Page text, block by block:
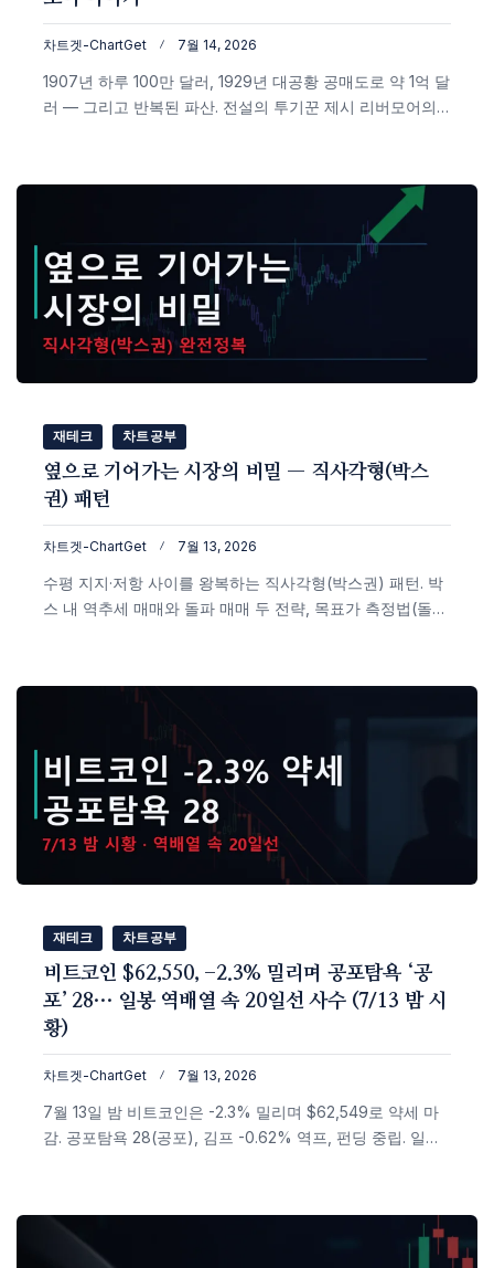
차트겟-ChartGet 7월 14, 2026
1907년 하루 100만 달러, 1929년 대공황 공매도로 약 1억 달
러 — 그리고 반복된 파산. 전설의 투기꾼 제시 리버모어의
께 정리했습니다.
재테크 차트공부
옆으로 기어가는 시장의 비밀 — 직사각형(박스
권) 패턴
차트겟-ChartGet 7월 13, 2026
수평 지지·저항 사이를 왕복하는 직사각형(박스권) 패턴. 박
스 내 역추세 매매와 돌파 매매 두 전략, 목표가 측정법(돌파
리했습니다.
재테크 차트공부
비트코인 $62,550, -2.3% 밀리며 공포탐욕 ‘공
포’ 28… 일봉 역배열 속 20일선 사수 (7/13 밤 시
황)
차트겟-ChartGet 7월 13, 2026
7월 13일 밤 비트코인은 -2.3% 밀리며 $62,549로 약세 마
감. 공포탐욕 28(공포), 김프 -0.62% 역프, 펀딩 중립. 일봉
차트로 정리했습니다.